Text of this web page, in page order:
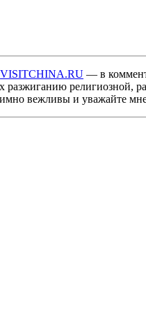
VISITCHINA.RU — в
разжиганию
вежливы и уважайте